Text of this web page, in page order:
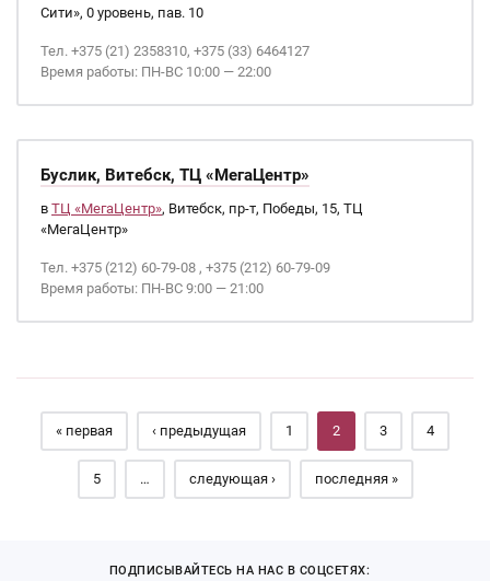
Сити», 0 уровень, пав. 10
Тел. +375 (21) 2358310, +375 (33) 6464127
Время работы: ПН-ВС 10:00 — 22:00
Буслик, Витебск, ТЦ «МегаЦентр»
в ТЦ «МегаЦентр», Витебск, пр-т, Победы, 15, ТЦ
«МегаЦентр»
Тел. +375 (212) 60-79-08 , +375 (212) 60-79-09
Время работы: ПН-ВС 9:00 — 21:00
Страницы
« первая ‹ предыдущая 1 2 3 4
5 … следующая › последняя »
ПОДПИСЫВАЙТЕСЬ НА НАС В СОЦСЕТЯХ: